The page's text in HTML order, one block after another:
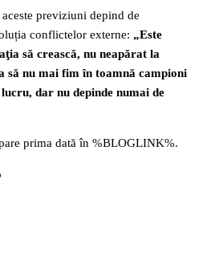
previziuni depind de
conflictelor externe: „Este
să crească, nu neapărat la
să nu mai fim în toamnă campioni
dar nu depinde numai de
prima dată în %BLOGLINK%.